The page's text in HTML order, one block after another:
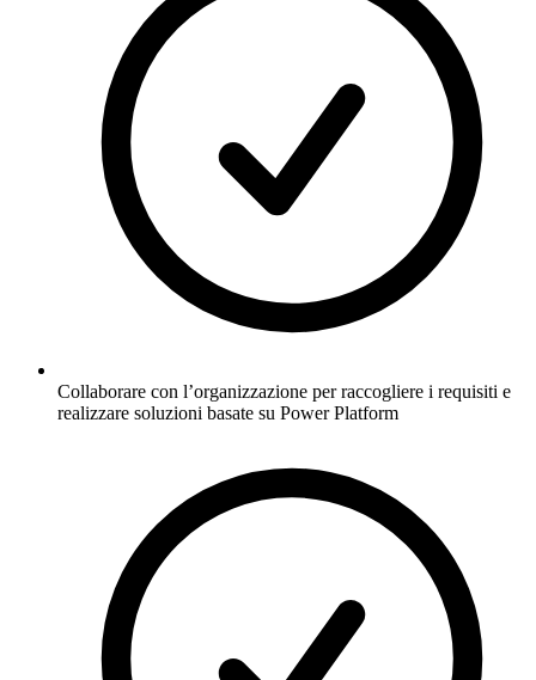
Collaborare con l’organizzazione per raccogliere i requisiti e
realizzare soluzioni basate su Power Platform